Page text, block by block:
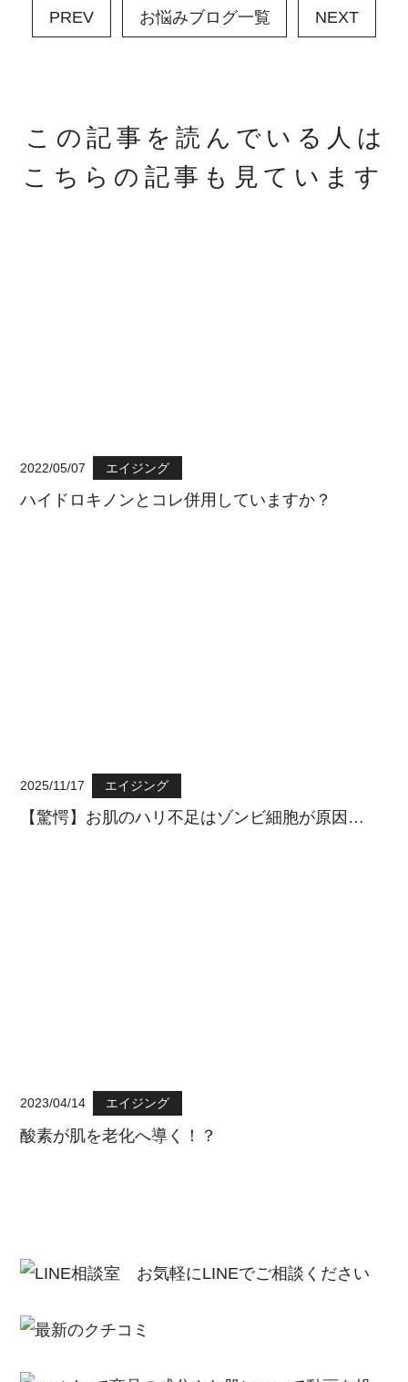
PREV お悩みブログ一覧 NEXT
この記事を読んでいる人は
こちらの記事も見ています
2022/05/07 エイジング
ハイドロキノンとコレ併用していますか？
2025/11/17 エイジング
【驚愕】お肌のハリ不足はゾンビ細胞が原因…
2023/04/14 エイジング
酸素が肌を老化へ導く！？